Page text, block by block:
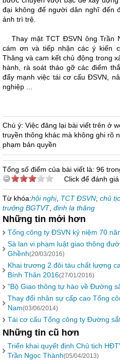
đại không để người dân nghĩ đến
ảnh trì trệ.
Thay mặt TCT ĐSVN ông Trần
cám ơn và tiếp nhận các ý kiến
Thăng và cam kết chủ động trong
hành, rà soát tháo gỡ các điểm
đẩy mạnh việc tái cơ cấu ĐSVN,
nghiệp ...
Chú ý: Việc đăng lại bài viết trên ở
truyền thông khác mà không ghi rõ
phạm bản quyền
Tổng số điểm của bài viết là: 96
Click để đánh
Từ khóa:hội nghị, TCT ĐSVN chủ
trưởng BGTVT, đinh la thăng
Những tin mới hơn
Tổng công ty ĐSVN kỷ niệm 70
Sà lan vi phạm luật giao thông
Ghềnh(20/03/2016)
Khai trương 2 đôi tàu chất lượng
Bính Thân 2016(27/01/2016)
"Bộ Giao thông tự hào về Đường
Thay đổi nhân sự cấp cao Tổng
Nam(03/06/2014)
Tái cơ cấu Tổng công ty Đường
Những tin cũ hơn
Triển khai quyết định Chủ tịch
Trần Ngọc Thành(05/04/2013)